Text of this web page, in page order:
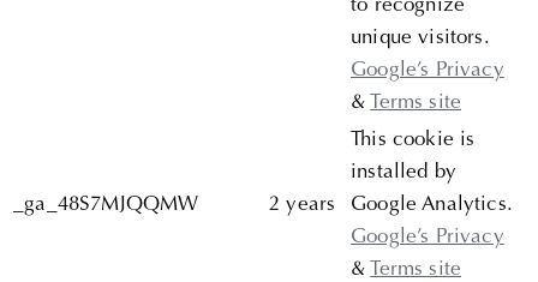
to recognize
unique visitors.
Google’s Privacy
& Terms site
_ga_48S7MJQQMW 2 years
This cookie is
installed by
Google Analytics.
Google’s Privacy
& Terms site